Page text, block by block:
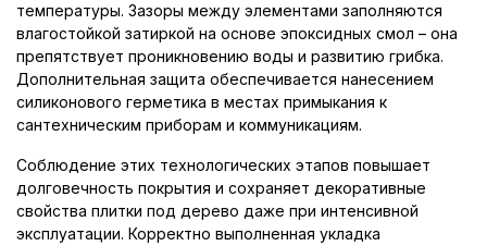
температуры. Зазоры между элементами заполняются
влагостойкой затиркой на основе эпоксидных смол – она
препятствует проникновению воды и развитию грибка.
Дополнительная защита обеспечивается нанесением
силиконового герметика в местах примыкания к
сантехническим приборам и коммуникациям.
Соблюдение этих технологических этапов повышает
долговечность покрытия и сохраняет декоративные
свойства плитки под дерево даже при интенсивной
эксплуатации. Корректно выполненная укладка